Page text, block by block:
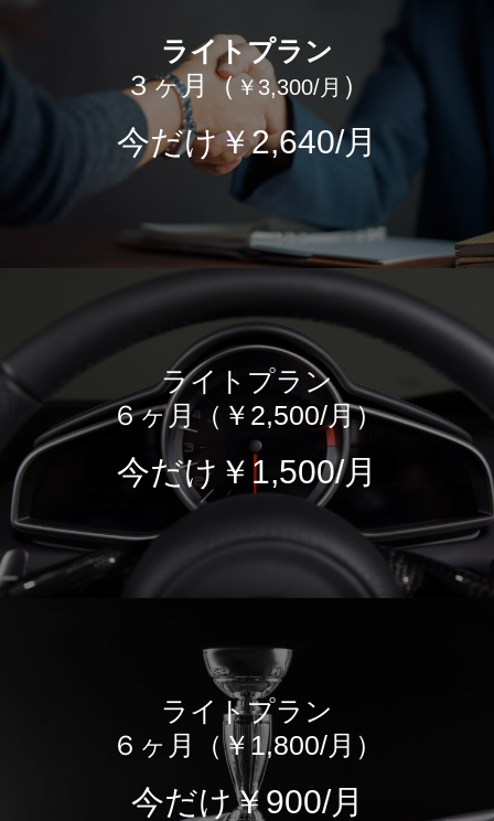
ライトプラン
３ヶ月（ ￥3,300/月 ）
今だけ￥2,640/月
ライトプラン
６ヶ月（￥2,500/月）
今だけ ￥1,500/月
ライトプラン
６ヶ月（￥1,800/月）
今だけ￥900/月